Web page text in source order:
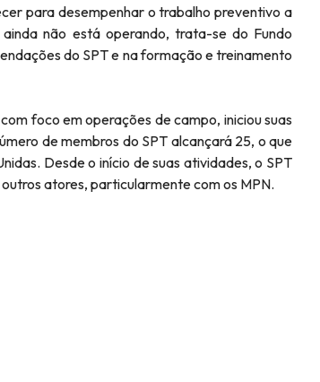
para desempenhar o trabalho preventivo a
não está operando, trata-se do Fundo
do SPT e na formação e treinamento
foco em operações de campo, iniciou suas
de membros do SPT alcançará 25, o que
Desde o início de suas atividades, o SPT
atores, particularmente com os MPN.